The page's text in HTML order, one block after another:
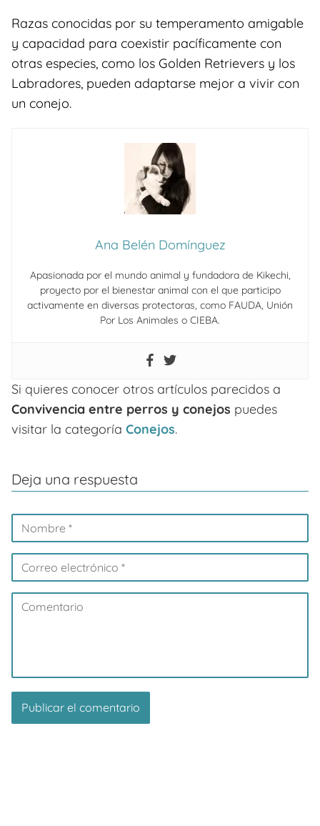
Razas conocidas por su temperamento amigable
y capacidad para coexistir pacíficamente con
otras especies, como los Golden Retrievers y los
Labradores, pueden adaptarse mejor a vivir con
un conejo.
Ana Belén Domínguez
Apasionada por el mundo animal y fundadora de Kikechi,
proyecto por el bienestar animal con el que participo
activamente en diversas protectoras, como FAUDA, Unión
Por Los Animales o CIEBA.
Si quieres conocer otros artículos parecidos a
Convivencia entre perros y conejos puedes
visitar la categoría Conejos.
Deja una respuesta